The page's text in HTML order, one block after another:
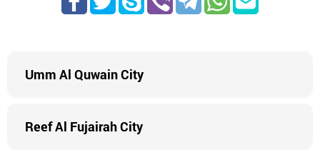
Umm Al Quwain City
Reef Al Fujairah City